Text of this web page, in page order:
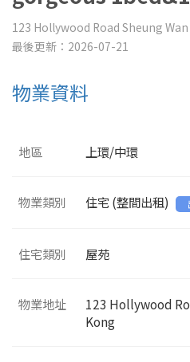
123 Hollywood Road Sheung
最後更新：2026-07-21
物業資料
地區 上環/中環
物業類別 住宅 (整間出租)
住宅類別 屋苑
物業地址
123 Hollywood
Kong